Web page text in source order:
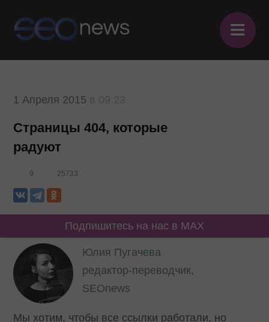
≡
1 Апреля 2015
Страницы 404, которые
радуют
9 25733
Подпишитесь на нас в MAX
Юлия Пугачева
редактор-переводчик,
SEOnews
Мы хотим, чтобы все ссылки работали, но